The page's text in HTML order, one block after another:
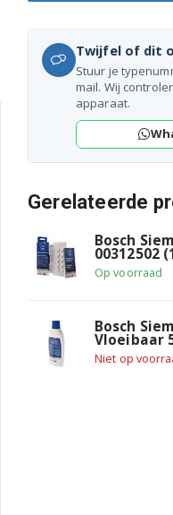
Twijfel of dit
Stuur je
mail. Wij
apparaat.
Gerelateerde
Bosch
00312502
Op voorraad
Bosch
Vloeibaar
Niet op